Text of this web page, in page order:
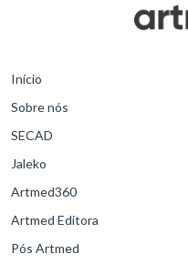
Início
Sobre nós
SECAD
Jaleko
Artmed360
Artmed Editora
Pós Artmed